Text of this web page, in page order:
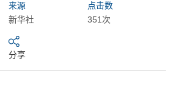
来源
新华社
点击数
351次
分享